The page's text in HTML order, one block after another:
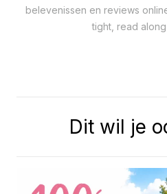
belevenissen en reviews
tight, read
Dit wil je